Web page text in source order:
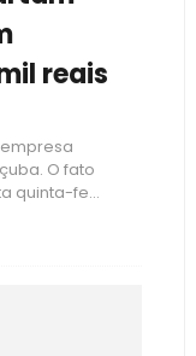
reais
O fato
quinta-fe...